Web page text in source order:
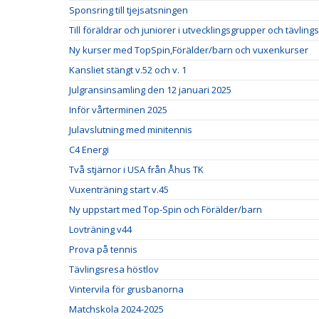
Sponsring till tjejsatsningen
Till föräldrar och juniorer i utvecklingsgrupper och
Ny kurser med TopSpin,Förälder/barn och vuxenkurser
Kansliet stängt v.52 och v. 1
Julgransinsamling den 12 januari 2025
Inför vårterminen 2025
Julavslutning med minitennis
C4 Energi
Två stjärnor i USA från Åhus TK
Vuxenträning start v.45
Ny uppstart med Top-Spin och Förälder/barn
Lovträning v44
Prova på tennis
Tävlingsresa höstlov
Vintervila för grusbanorna
Matchskola 2024-2025